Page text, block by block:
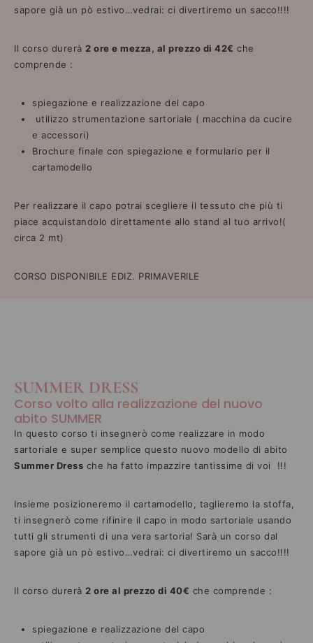
sapore già un pò estivo…vedrai: ci divertiremo un sacco!!!!
Il corso durerà 2 ore e mezza, al prezzo di 42€ che
comprende :
spiegazione e realizzazione del capo
utilizzo strumentazione sartoriale ( macchina da cucire
e accessori)
Brochure finale con spiegazione e formulario per il
cartamodello
Per realizzare il capo potrai scegliere il tessuto che più ti
piace acquistandolo direttamente allo stand al tuo arrivo!(
circa 2 mt)
CORSO DISPONIBILE EDIZ. PRIMAVERILE
SUMMER DRESS
Corso volto alla realizzazione del nuovo
abito SUMMER
In questo corso ti insegnerò come realizzare in modo
sartoriale e super semplice questo nuovo modello di abito
Summer Dress che ha fatto impazzire tantissime di voi !!!
Insieme posizioneremo il cartamodello, taglieremo la stoffa,
ti insegnerò come rifinire il capo in modo sartoriale usando
tutti gli strumenti di una vera sartoria! Sarà un corso dal
sapore già un pò estivo…vedrai: ci divertiremo un sacco!!!!
Il corso durerà 2 ore al prezzo di 40€ che comprende :
spiegazione e realizzazione del capo